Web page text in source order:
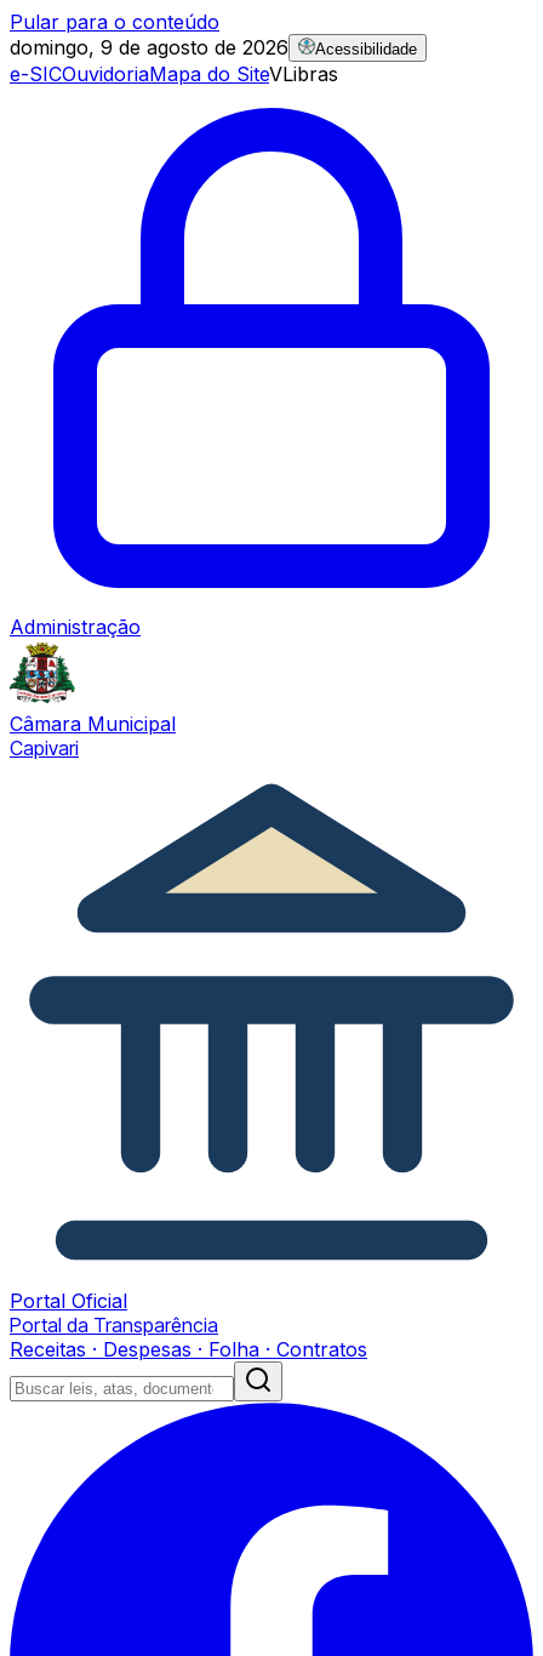
Pular para o conteúdo
domingo, 9 de agosto de 2026
Acessibilidade
e-SICOuvidoriaMapa do SiteVLibras
Administração
Câmara Municipal
Capivari
Portal Oficial
Portal da Transparência
Receitas · Despesas · Folha · Contratos